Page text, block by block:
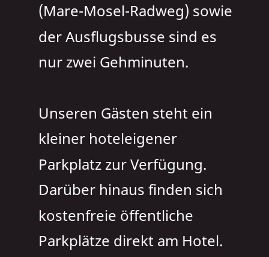
(Mare-Mosel-Radweg) sowie
der Ausflugsbusse sind es
nur zwei Gehminuten.
Unseren Gästen steht ein
kleiner hoteleigener
Parkplatz zur Verfügung.
Darüber hinaus finden sich
kostenfreie öffentliche
Parkplätze direkt am Hotel.